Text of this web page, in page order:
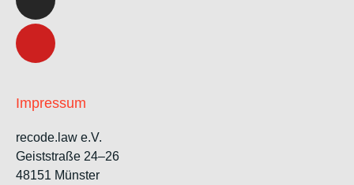
Impressum
recode.law e.V.
Geiststraße 24–26
48151 Münster